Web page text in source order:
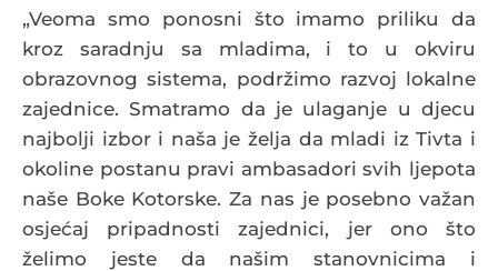
„Veoma smo ponosni što imamo priliku da
kroz saradnju sa mladima, i to u okviru
obrazovnog sistema, podržimo razvoj lokalne
zajednice. Smatramo da je ulaganje u djecu
najbolji izbor i naša je želja da mladi iz Tivta i
okoline postanu pravi ambasadori svih ljepota
naše Boke Kotorske. Za nas je posebno važan
osjećaj pripadnosti zajednici, jer ono što
želimo jeste da našim stanovnicima i